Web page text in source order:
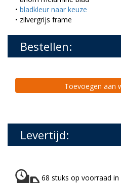
• bladkleur naar keuze
• zilvergrijs frame
Bestellen:
Toevoegen aan
Levertijd:
68 stuks op voorraad in